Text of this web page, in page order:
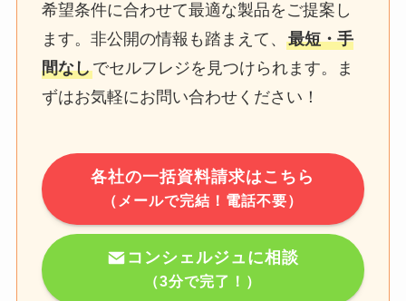
希望条件に合わせて最適な製品をご提案し
ます。非公開の情報も踏まえて、 最短・手
間なしでセルフレジを見つけられます。ま
ずはお気軽にお問い合わせください！
各社の一括資料請求はこちら
（メールで完結！電話不要）
コンシェルジュに相談
（3分で完了！）